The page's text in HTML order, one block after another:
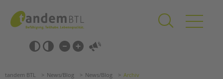
springen
Barrierefrei-
Einstellungen
überspringen
überspringen
tandem BTL News/Blog News/Blog Archiv